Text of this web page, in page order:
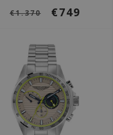
€1.370 €749